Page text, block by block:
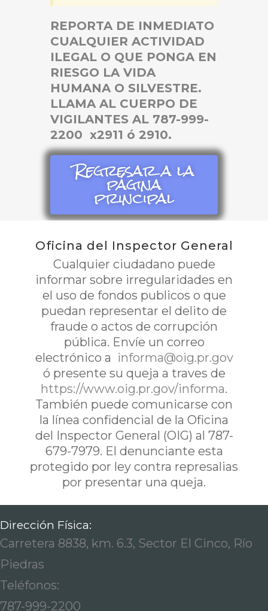
REPORTA DE INMEDIATO
CUALQUIER ACTIVIDAD
ILEGAL O QUE PONGA EN
RIESGO LA VIDA
HUMANA O SILVESTRE.
LLAMA AL CUERPO DE
VIGILANTES AL 787-999-
2200 x2911 ó 2910.
Regresar a la
página
principal
Oficina del Inspector General
Cualquier ciudadano puede
informar sobre irregularidades en
el uso de fondos publicos o que
puedan representar el delito de
fraude o actos de corrupción
pública. Envíe un correo
electrónico a informa@oig.pr.gov
ó presente su queja a traves de
https://www.oig.pr.gov/informa.
También puede comunicarse con
la línea confidencial de la Oficina
del Inspector General (OIG) al 787-
679-7979. El denunciante esta
protegido por ley contra represalias
por presentar una queja.
Dirección Física:
Carretera 8838, km. 6.3, Sector El Cinco, Río
Piedras
Teléfonos:
787-999-2200